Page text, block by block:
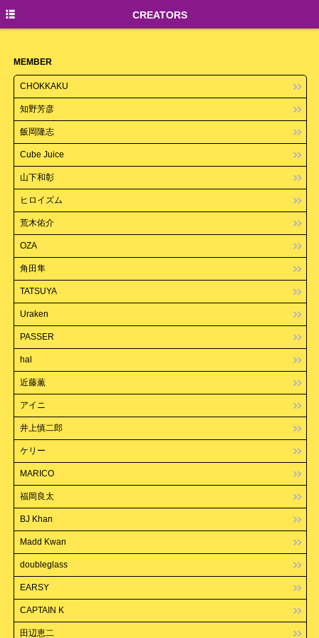
CREATORS
MEMBER
CHOKKAKU
知野芳彦
飯岡隆志
Cube Juice
山下和彰
ヒロイズム
荒木佑介
OZA
角田隼
TATSUYA
Uraken
PASSER
hal
近藤薫
アイニ
井上慎二郎
ケリー
MARICO
福岡良太
BJ Khan
Madd Kwan
doubleglass
EARSY
CAPTAIN K
田辺恵二